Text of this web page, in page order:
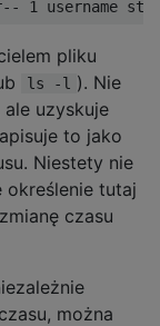
pliku
ls -l ). Nie
ale uzyskuje
to jako
Niestety nie
określenie tutaj
czasu
można